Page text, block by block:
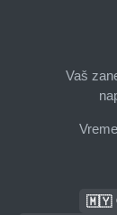
Vaš
🇲🇾